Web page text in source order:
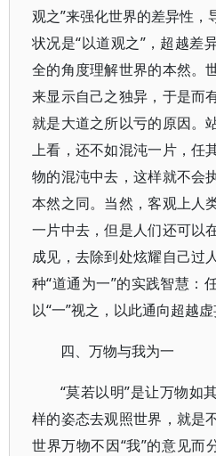
观之”来强化世界的差异性，
状况是“以道观之”，超越差
全的角度理解世界的本然。
来显示自己之独异，于是而
就是大道之所以亏的原因。
上看，还不如混沌一片，任
物的混沌中去，这样就不会
本然之同。当然，客观上人
一片中去，但是人们还可以
成见，去除到处炫耀自己过
种“道通为一”的实践智慧：
以“一”视之，以此通向超越
四、万物与我为一
“莫若以明”是让万物如
样的姿态去观照世界，就是
世界万物不因“我”的意见而